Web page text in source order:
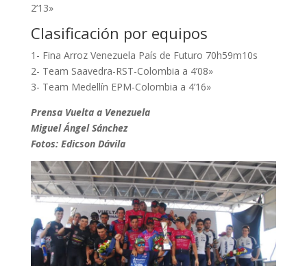
2’13»
Clasificación por equipos
1- Fina Arroz Venezuela País de Futuro 70h59m10s
2- Team Saavedra-RST-Colombia a 4’08»
3- Team Medellín EPM-Colombia a 4’16»
Prensa Vuelta a Venezuela
Miguel Ángel Sánchez
Fotos: Edicson Dávila